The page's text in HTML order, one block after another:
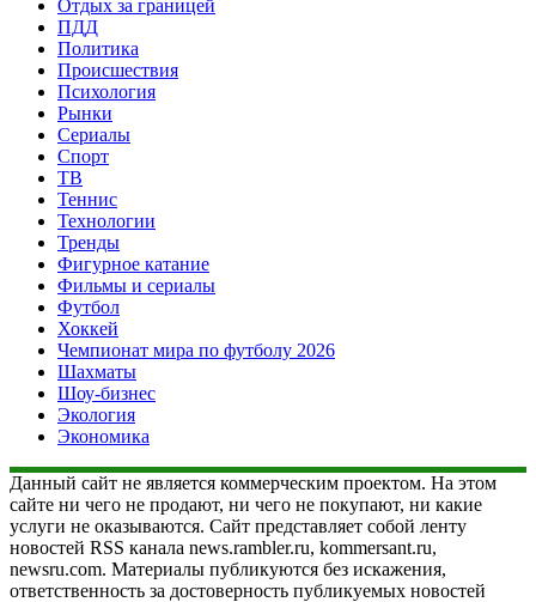
Отдых за границей
ПДД
Политика
Происшествия
Психология
Рынки
Сериалы
Спорт
ТВ
Теннис
Технологии
Тренды
Фигурное катание
Фильмы и сериалы
Футбол
Хоккей
Чемпионат мира по футболу 2026
Шахматы
Шоу-бизнес
Экология
Экономика
Данный сайт не является коммерческим проектом. На этом
сайте ни чего не продают, ни чего не покупают, ни какие
услуги не оказываются. Сайт представляет собой ленту
новостей RSS канала news.rambler.ru, kommersant.ru,
newsru.com. Материалы публикуются без искажения,
ответственность за достоверность публикуемых новостей